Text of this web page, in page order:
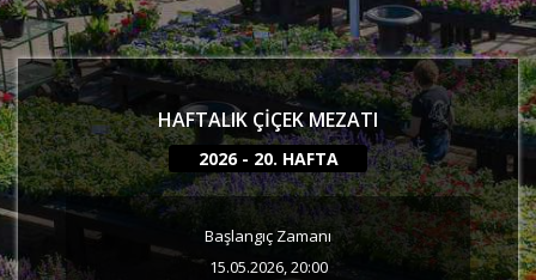
HAFTALIK ÇIÇEK MEZATI
2026 - 20. HAFTA
Başlangıç Zamanı
15.05.2026, 20:00